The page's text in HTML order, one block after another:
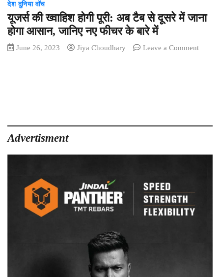
देश दुनिया वॉच
यूजर्स की ख्वाहिश होगी पूरी: अब टैब से दूसरे में जाना
होगा आसान, जानिए नए फीचर के बारे में
June 26, 2023 Jiya Choudhary Leave a Commenton
में
Advertisment